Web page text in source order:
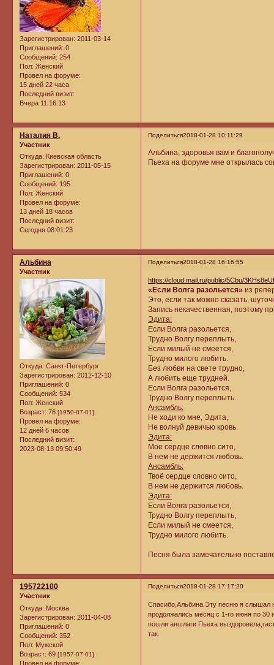
Зарегистрирован: 2011-03-14
Приглашений: 0
Сообщений: 254
Пол: Женский
Провел на форуме:
15 дней 22 часа
Последний визит:
Вчера 11:16:13
Поделиться2018-01-28 10:11:29
Наталия В.
Участник
Откуда: Киевская область
Зарегистрирован: 2011-05-15
Приглашений: 0
Сообщений: 195
Пол: Женский
Провел на форуме:
13 дней 18 часов
Последний визит:
Сегодня 08:01:23
Альбина, здоровья вам и
Пьеха на форуме мне открылась
Поделиться2018-01-28 16:16:55
Альбина
Участник
Откуда: Санкт-Петербург
Зарегистрирован: 2012-12-10
Приглашений: 0
Сообщений: 534
Пол: Женский
Возраст: 76 [1950-07-01]
Провел на форуме:
12 дней 6 часов
Последний визит:
2023-08-13 09:50:49
https://cloud.mail.ru/public/5Cbu/
«Если Волга разольется»из
Это, если так можно сказать,
Запись некачественная, поэтому
Эдита:
Если Волга разольется,
Трудно Волгу переплыть,
Если милый не смеется,
Трудно милого любить.
Без любви на свете трудно,
А любить еще трудней.
Если Волга разольется,
Трудно Волгу переплыть.
Ансамбль:
Не ходи ко мне, Эдита,
Не волнуй девичью кровь.
Эдита:
Мое сердце словно сито,
В нем не держится любовь.
Ансамбль:
Твоё сердце словно сито,
В нем не держится любовь.
Эдита:
Если Волга разольется,
Трудно Волгу переплыть,
Если милый не смеется,
Трудно милого любить.
Песня была замечательно
Поделиться2018-01-28 17:17:20
195722100
Участник
Откуда: Москва
Зарегистрирован: 2011-04-08
Приглашений: 0
Сообщений: 352
Пол: Мужской
Возраст: 69 [1957-07-01]
Провел на форуме:
Спасибо,Альбина.Эту песню я слышал
продолжались месяц с 1-го июня по 30
пошли аншлаги Пьеха
так.